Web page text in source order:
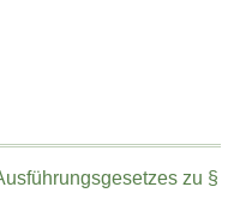
zu §